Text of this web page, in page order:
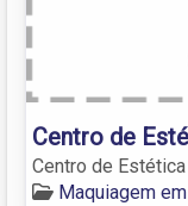
Centro de
Centro de
Maquiagem